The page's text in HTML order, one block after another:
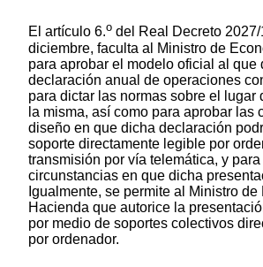
El artículo 6.o del Real Decreto
diciembre, faculta al Ministro de
para aprobar el modelo oficial al que
declaración anual de operaciones
para dictar las normas sobre el lugar
la misma, así como para aprobar las
diseño en que dicha declaración
soporte directamente legible por
transmisión por vía telemática, y
circunstancias en que dicha
Igualmente, se permite al Ministro
Hacienda que autorice la
por medio de soportes colectivos
por ordenador.